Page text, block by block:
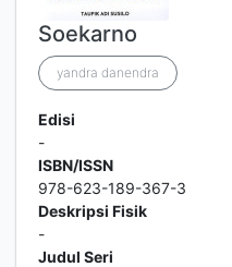
Soekarno
yandra danendra
Edisi
-
ISBN/ISSN
978-623-189-367-3
Deskripsi Fisik
-
Judul Seri